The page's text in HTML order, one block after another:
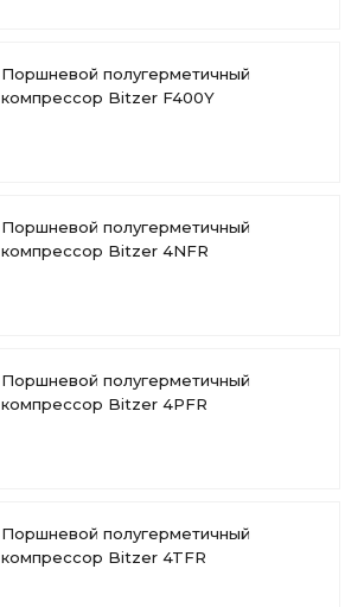
Поршневой полугерметичный
компрессор Bitzer F400Y
Поршневой полугерметичный
компрессор Bitzer 4NFR
Поршневой полугерметичный
компрессор Bitzer 4PFR
Поршневой полугерметичный
компрессор Bitzer 4TFR